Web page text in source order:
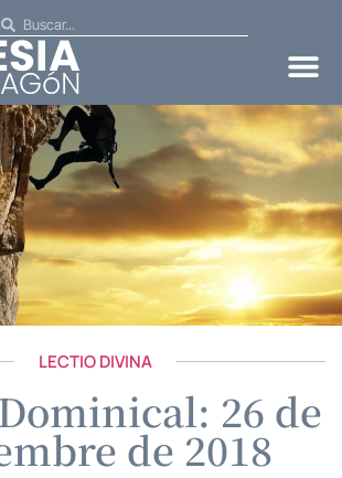
LECTIO DIVINA
26 de
de 2018